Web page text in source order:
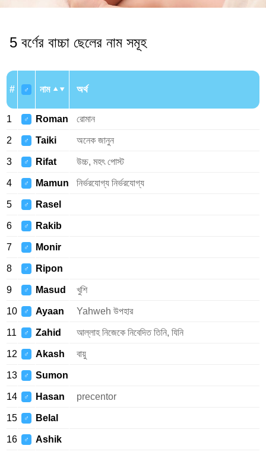
5 বর্ণের বাচ্চা ছেলের নাম সমূহ
# ♂ নাম অর্থ
1 ♂ Roman রোমান
2 ♂ Taiki অনেক জানুন
3 ♂ Rifat উচ্চ, মহৎ পোস্ট
4 ♂ Mamun নির্ভরযোগ্য নির্ভরযোগ্য
5 ♂ Rasel
6 ♂ Rakib
7 ♂ Monir
8 ♂ Ripon
9 ♂ Masud খুশি
10 ♂ Ayaan Yahweh উপহার
11 ♂ Zahid আল্লাহ নিজেকে নিবেদিত তিনি, যিনি
12 ♂ Akash বায়ু
13 ♂ Sumon
14 ♂ Hasan precentor
15 ♂ Belal
16 ♂ Ashik